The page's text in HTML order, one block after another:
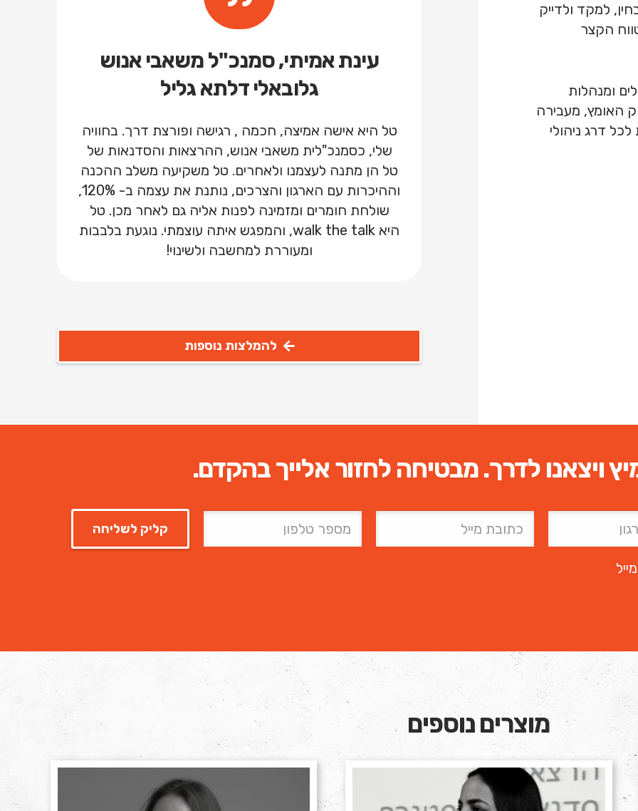
למקד ולדייק
הקצר
ומנהלות
האומץ, מעבירה
דרג ניהולי
עינת אמיתי, סמנכ"ל משאבי אנוש
גלובאלי דלתא גליל
טל היא אישה אמיצה, חכמה , רגישה ופורצת דרך. בחוויה
שלי, כסמנכ"לית משאבי אנוש, ההרצאות והסדנאות של
טל הן מתנה לעצמנו ולאחרים. טל משקיעה משלב ההכנה
וההיכרות עם הארגון והצרכים, נותנת את עצמה ב- 120%,
שולחת חומרים ומזמינה לפנות אליה גם לאחר מכן. טל
היא walk the talk, והמפגש איתה עוצמתי. נוגעת בלבבות
ומעוררת למחשבה ולשינוי!
להמלצות נוספות
ויצאנו לדרך. מבטיחה לחזור אלייך בהקדם.
מוצרים נוספים